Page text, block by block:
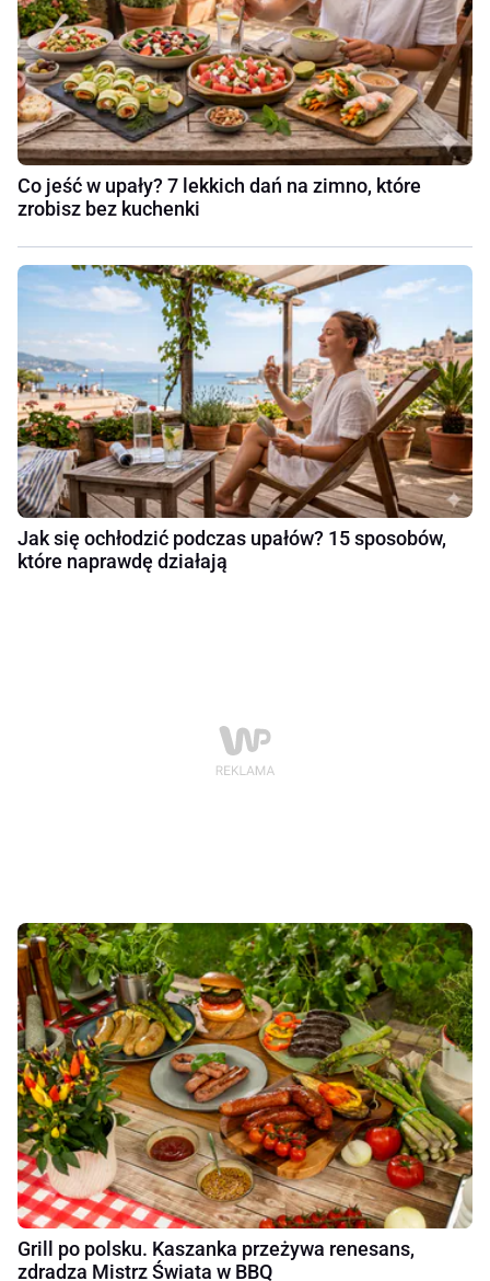
Co jeść w upały? 7 lekkich dań na zimno, które
zrobisz bez kuchenki
Jak się ochłodzić podczas upałów? 15 sposobów,
które naprawdę działają
Grill po polsku. Kaszanka przeżywa renesans,
zdradza Mistrz Świata w BBQ